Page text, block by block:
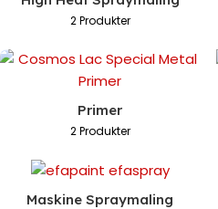
2 Produkter
Primer
2 Produkter
Maskine Spraymaling